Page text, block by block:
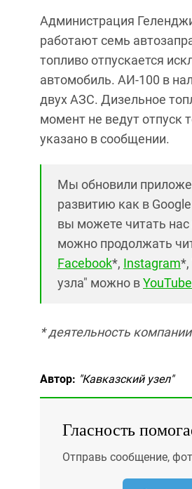
Администрация
работают семь
топливо отпускается
автомобиль. АИ-100 в
двух АЗС. Дизельное
момент не ведут отпуск
указано в сообщении.
Мы обновили
развитию как в
вы можете читать нас
можно продолжать
Facebook*, Instagram*,
узла" можно вYouTube
* деятельность
Автор: "Кавказский узел"
Гласность
Отправь сообщение,